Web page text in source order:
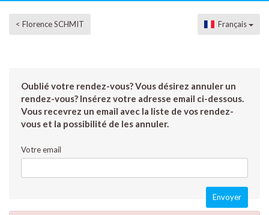
< Florence SCHMIT Français
Oublié votre rendez-vous? Vous désirez annuler un
rendez-vous? Insérez votre adresse email ci-dessous.
Vous recevrez un email avec la liste de vos rendez-
vous et la possibilité de les annuler.
Votre email